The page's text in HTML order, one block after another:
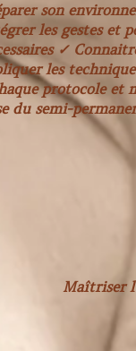
son
les gestes et
✓
les
protocole et
du semi-
Maîtriser